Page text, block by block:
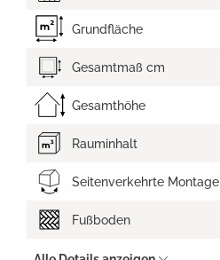
Grundfläche
Gesamtmaß cm
Gesamthöhe
Rauminhalt
Seitenverkehrte Montage
Fußboden